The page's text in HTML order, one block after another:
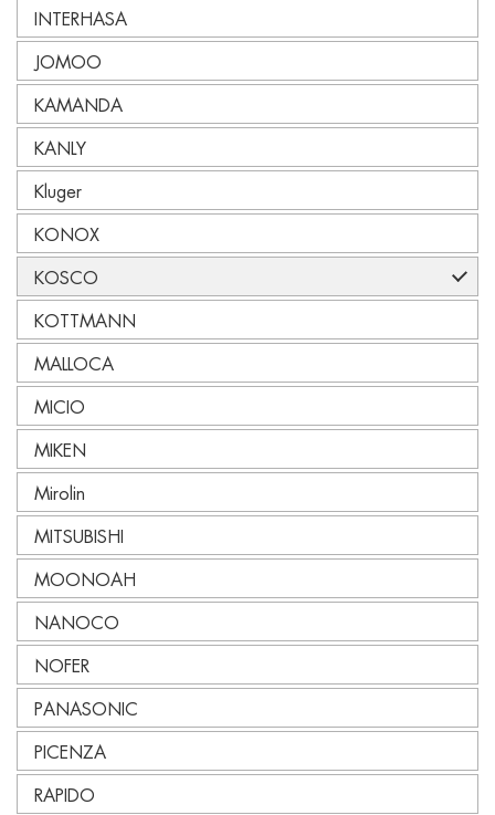
INTERHASA
JOMOO
KAMANDA
KANLY
Kluger
KONOX
KOSCO
KOTTMANN
MALLOCA
MICIO
MIKEN
Mirolin
MITSUBISHI
MOONOAH
NANOCO
NOFER
PANASONIC
PICENZA
RAPIDO